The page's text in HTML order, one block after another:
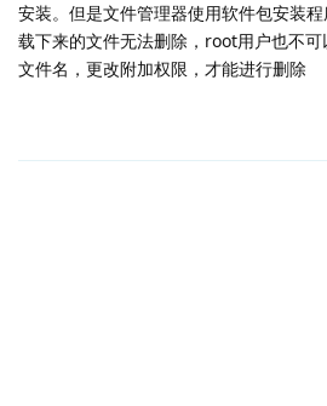
安装。但是文件管理器使用软件包安装
载下来的文件无法删除，root用户也不
文件名，更改附加权限，才能进行删除